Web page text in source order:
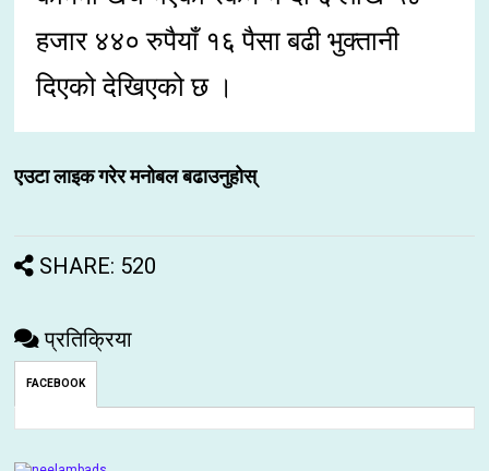
हजार ४४० रुपैयाँ १६ पैसा बढी भुक्तानी
दिएको देखिएको छ ।
एउटा लाइक गरेर मनोबल बढाउनुहोस्
SHARE: 520
प्रतिक्रिया
FACEBOOK